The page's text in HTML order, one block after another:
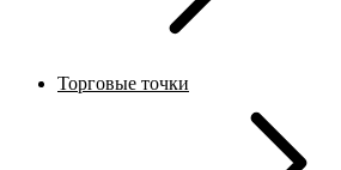
Торговые точки